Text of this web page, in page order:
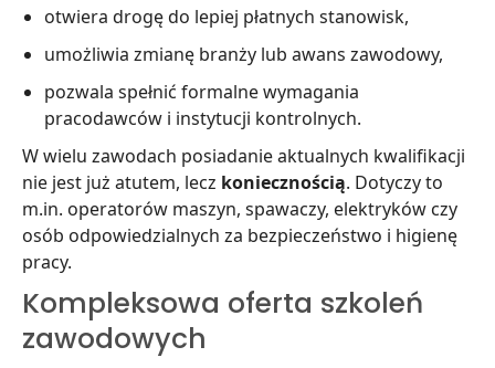
otwiera drogę do lepiej płatnych stanowisk,
umożliwia zmianę branży lub awans zawodowy,
pozwala spełnić formalne wymagania
pracodawców i instytucji kontrolnych.
W wielu zawodach posiadanie aktualnych kwalifikacji
nie jest już atutem, lecz koniecznością. Dotyczy to
m.in. operatorów maszyn, spawaczy, elektryków czy
osób odpowiedzialnych za bezpieczeństwo i higienę
pracy.
Kompleksowa oferta szkoleń
zawodowych